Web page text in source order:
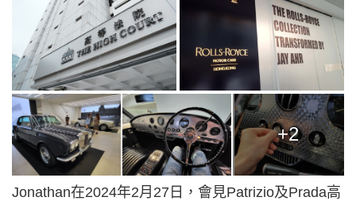
+2
Jonathan在2024年2月27日，會見Patrizio及Prada高